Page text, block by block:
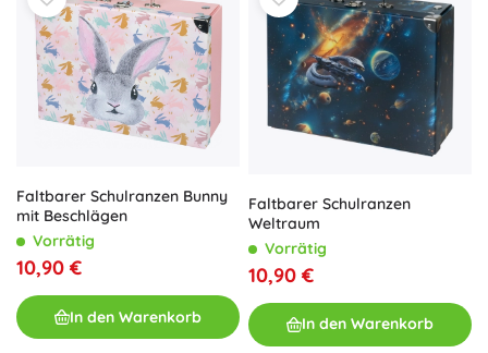
Faltbarer Schulranzen Bunny
mit Beschlägen
Vorrätig
10,90 €
In den Warenkorb
Faltbarer Schulranzen
Weltraum
Vorrätig
10,90 €
In den Warenkorb